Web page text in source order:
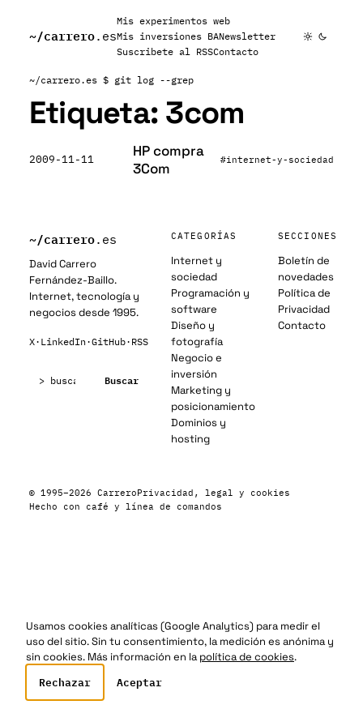
~/carrero.es
Mis experimentos web
Mis inversiones BANewsletter
Suscribete al RSSContacto
~/carrero.es $ git log --grep
Etiqueta: 3com
2009-11-11
HP compra
3Com
#internet-y-sociedad
~/carrero.es
David Carrero
Fernández-Baillo.
Internet, tecnología y
negocios desde 1995.
X· LinkedIn·GitHub· RSS
Buscar
CATEGORÍAS
Internet y
sociedad
Programación y
software
Diseño y
fotografía
Negocio e
inversión
Marketing y
posicionamiento
Dominios y
hosting
SECCIONES
Boletín de
novedades
Política de
Privacidad
Contacto
© 1995–2026 CarreroPrivacidad, legal y cookies
Hecho con café y línea de comandos
Usamos cookies analíticas (Google Analytics) para medir el
uso del sitio. Sin tu consentimiento, la medición es anónima y
sin cookies. Más información en lapolítica de cookies.
Rechazar Aceptar